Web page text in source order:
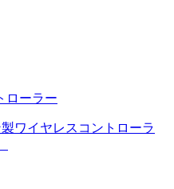
ローラー
ワイヤレスコントローラ